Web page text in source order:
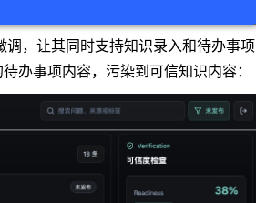
，让其同时支持知识录入和待办事项
办事项内容，污染到可信知识内容：